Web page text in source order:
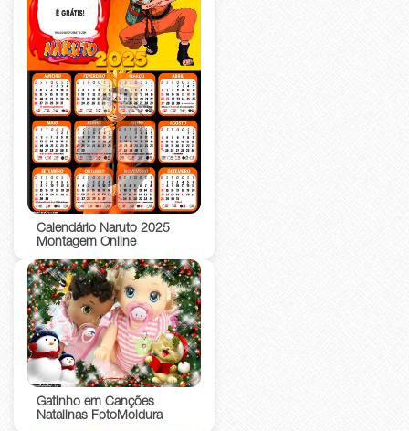
Calendário Naruto 2025
Montagem Online
Gatinho em Canções
Natalinas FotoMoldura